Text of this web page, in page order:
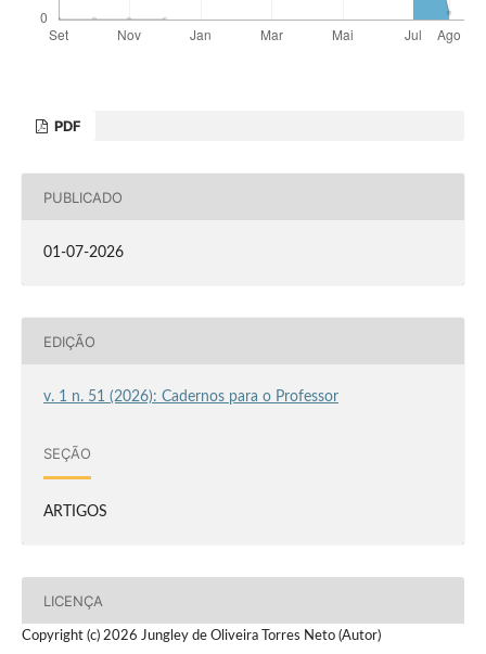
PDF
PUBLICADO
01-07-2026
EDIÇÃO
v. 1 n. 51 (2026): Cadernos para o Professor
SEÇÃO
ARTIGOS
LICENÇA
Copyright (c) 2026 Jungley de Oliveira Torres Neto (Autor)